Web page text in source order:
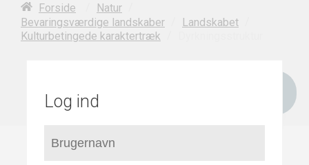
Forside Natur
Bevaringsværdige landskaber
Landskabet
Kulturbetingede karaktertræk
Log ind